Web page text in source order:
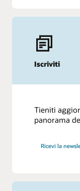
Iscriviti
Tieniti
panorama
Ricevi la